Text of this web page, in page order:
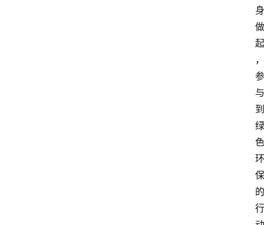
身
做
起
，
参
与
到
绿
色
环
保
的
行